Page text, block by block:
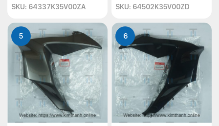
SKU: 64337K35V00ZA
SKU: 64502K35V00ZD
5 6